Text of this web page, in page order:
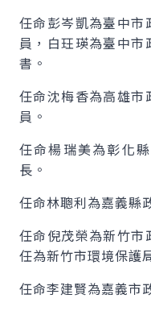
任命彭岑凱為臺中市
員，白玨瑛為臺中
書。
任命沈梅香為高雄市
員。
任命楊瑞美為彰化
長。
任命林聰利為嘉義縣
任命倪茂榮為新竹市
任為新竹市環境保護
任命李建賢為嘉義市